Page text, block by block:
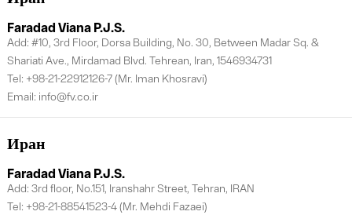
Faradad Viana P.J.S.
Add: #10, 3rd Floor, Dorsa Building, No. 30, Between Madar Sq. &
Shariati Ave., Mirdamad Blvd. Tehrean, Iran, 1546934731
Tel: +98-21-22912126-7 (Mr. Iman Khosravi)
Email: info@fv.co.ir
Иран
Faradad Viana P.J.S.
Add: 3rd floor, No.151, Iranshahr Street, Tehran, IRAN
Tel: +98-21-88541523-4 (Mr. Mehdi Fazaei)